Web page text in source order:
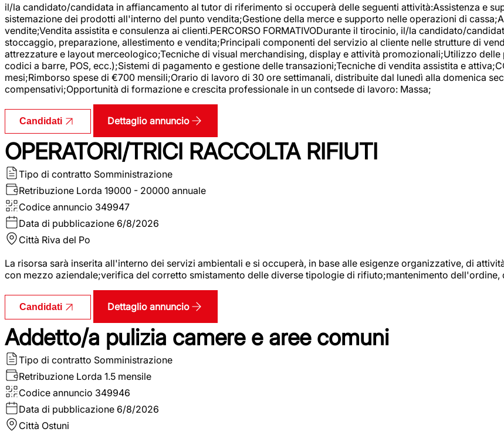
il/la candidato/candidata in affiancamento al tutor di riferimento si occuperà delle seguenti attività:Assistenza e
sistemazione dei prodotti all'interno del punto vendita;Gestione della merce e supporto nelle operazioni di
vendite;Vendita assistita e consulenza ai clienti.PERCORSO FORMATIVODurante il tirocinio, il/la candidato/
stoccaggio, preparazione, allestimento e vendita;Principali componenti del servizio al cliente nelle strutture di
attrezzature e layout merceologico;Tecniche di visual merchandising, display e attività promozionali;Utilizzo
codici a barre, POS, ecc.);Sistemi di pagamento e gestione delle transazioni;Tecniche di vendita assistita e
mesi;Rimborso spese di €700 mensili;Orario di lavoro di 30 ore settimanali, distribuite dal lunedì alla domenica
compensativi;Opportunità di formazione e crescita professionale in un contsede di lavoro: Massa;
Candidati Dettaglio annuncio
OPERATORI/TRICI RACCOLTA RIFIUTI
Tipo di contratto Somministrazione
Retribuzione Lorda 19000 - 20000 annuale
Codice annuncio 349947
Data di pubblicazione 6/8/2026
Città Riva del Po
La risorsa sarà inserita all'interno dei servizi ambientali e si occuperà, in base alle esigenze organizzative, di
con mezzo aziendale;verifica del corretto smistamento delle diverse tipologie di rifiuto;mantenimento
Candidati Dettaglio annuncio
Addetto/a pulizia camere e aree comuni
Tipo di contratto Somministrazione
Retribuzione Lorda 1.5 mensile
Codice annuncio 349946
Data di pubblicazione 6/8/2026
Città Ostuni